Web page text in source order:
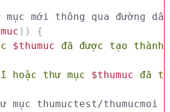
mới thông qua đường
) )
{
$thumuc đã được tạo thành
hoặc thư mục $thumuc đã
mục thumuctest/